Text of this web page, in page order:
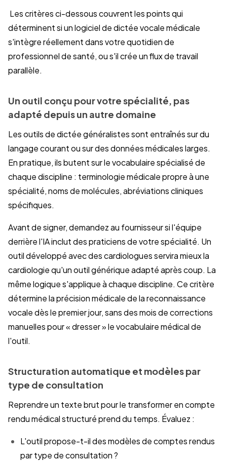
Les critères ci-dessous couvrent les points qui
déterminent si un logiciel de dictée vocale médicale
s'intègre réellement dans votre quotidien de
professionnel de santé, ou s'il crée un flux de travail
parallèle.
Un outil conçu pour votre spécialité, pas
adapté depuis un autre domaine
Les outils de dictée généralistes sont entraînés sur du
langage courant ou sur des données médicales larges.
En pratique, ils butent sur le vocabulaire spécialisé de
chaque discipline : terminologie médicale propre à une
spécialité, noms de molécules, abréviations cliniques
spécifiques.
Avant de signer, demandez au fournisseur si l'équipe
derrière l'IA inclut des praticiens de votre spécialité. Un
outil développé avec des cardiologues servira mieux la
cardiologie qu'un outil générique adapté après coup. La
même logique s'applique à chaque discipline. Ce critère
détermine la précision médicale de la reconnaissance
vocale dès le premier jour, sans des mois de corrections
manuelles pour « dresser » le vocabulaire médical de
l'outil.
Structuration automatique et modèles par
type de consultation
Reprendre un texte brut pour le transformer en compte
rendu médical structuré prend du temps. Évaluez :
L'outil propose-t-il des modèles de comptes rendus
par type de consultation ?